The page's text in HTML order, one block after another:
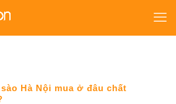
Hà Nội mua ở đâu chất